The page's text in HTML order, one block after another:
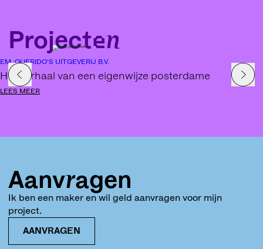
Projecten
EM. QUERIDO'S UITGEVERIJ B.V.
Het verhaal van een eigenwijze posterdame
LEES MEER
Aanvragen
Ik ben een maker en wil geld aanvragen voor mijn
project.
AANVRAGEN